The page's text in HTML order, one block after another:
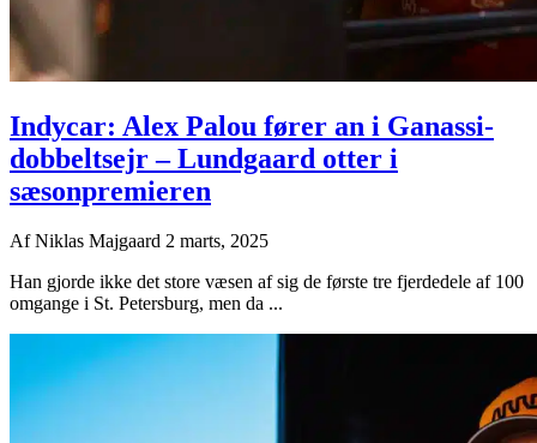
Indycar: Alex Palou fører an i Ganassi-
dobbeltsejr – Lundgaard otter i
sæsonpremieren
AfNiklas Majgaard 2 marts, 2025
Han gjorde ikke det store væsen af sig de første tre fjerdedele af 100
omgange i St. Petersburg, men da ...